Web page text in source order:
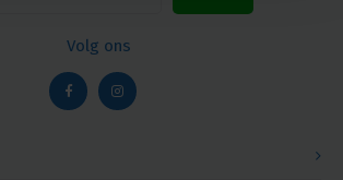
Volg ons